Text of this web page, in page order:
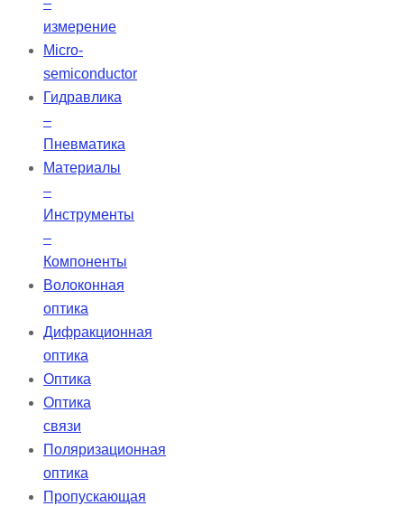
–
измерение
Micro-
semiconductor
Гидравлика
–
Пневматика
Материалы
–
Инструменты
–
Компоненты
Волоконная
оптика
Дифракционная
оптика
Оптика
Оптика
связи
Поляризационная
оптика
Пропускающая